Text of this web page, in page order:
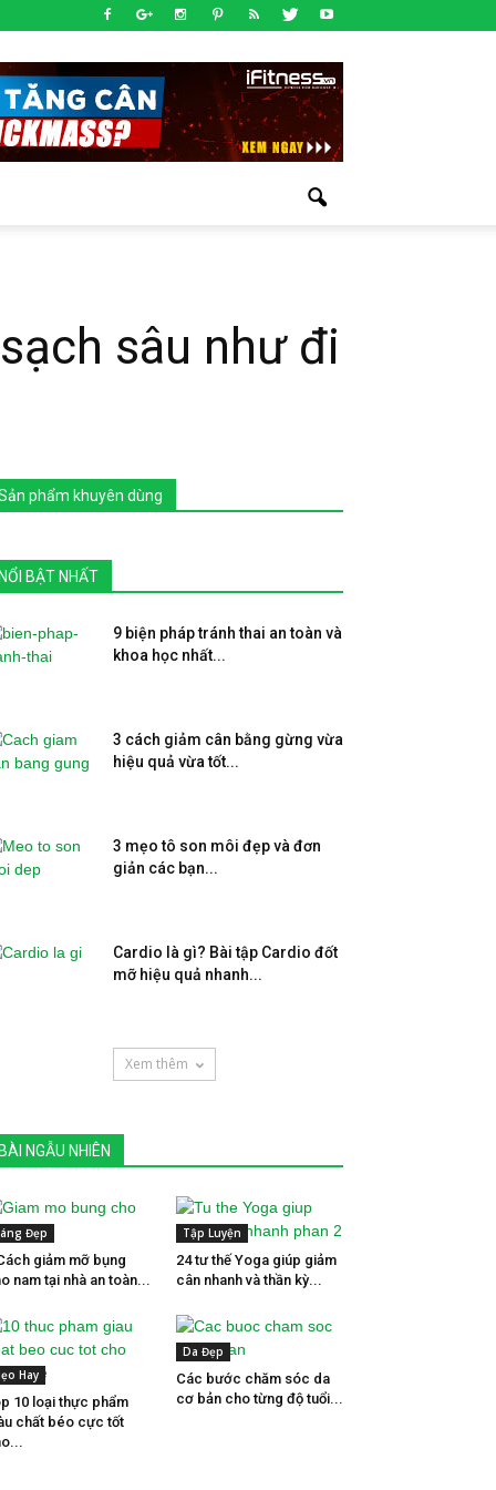
sâu như đi
phẩm khuyên dùng
NỔI BẬT NHẤT
9 biện pháp tránh thai an toàn và
khoa học nhất...
3 cách giảm cân bằng gừng vừa
hiệu quả vừa tốt...
3 mẹo tô son môi đẹp và đơn
giản các bạn...
Cardio là gì? Bài tập Cardio đốt
mỡ hiệu quả nhanh...
Xem thêm
BÀI NGẪU NHIÊN
Đẹp
giảm mỡ bụng
nam tại nhà an toàn...
Tập Luyện
24 tư thế Yoga giúp giảm
cân nhanh và thần kỳ...
Hay
10 loại thực phẩm
chất béo cực tốt
Da Đẹp
Các bước chăm sóc da
cơ bản cho từng độ tuổi...